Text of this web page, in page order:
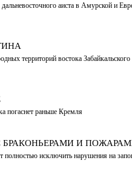
аиста в Амурской и
территорий востока
погаснет раньше Кремля
И
исключить нарушения на